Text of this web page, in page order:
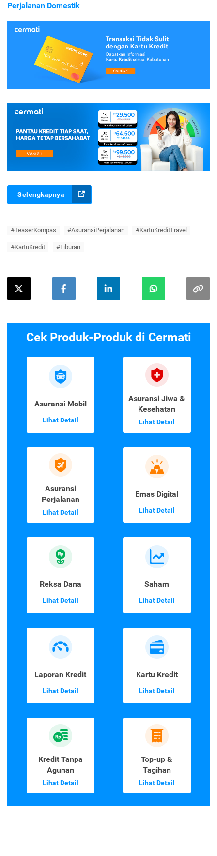
Perjalanan Domestik
Selengkapnya
#TeaserKompas #AsuransiPerjalanan #KartuKreditTravel
#KartuKredit #Liburan
Cek Produk-Produk di Cermati
Asuransi Mobil
Lihat Detail
Asuransi Jiwa &
Kesehatan
Lihat Detail
Asuransi
Perjalanan
Lihat Detail
Emas Digital
Lihat Detail
Reksa Dana
Lihat Detail
Saham
Lihat Detail
Laporan Kredit
Lihat Detail
Kartu Kredit
Lihat Detail
Kredit Tanpa
Agunan
Lihat Detail
Top-up &
Tagihan
Lihat Detail